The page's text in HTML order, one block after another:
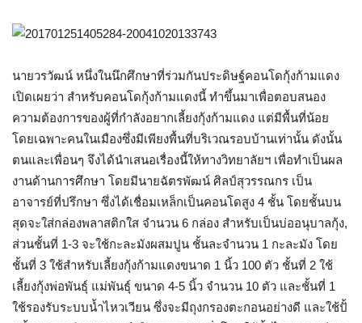
นายวรวัฒน์ หนึ่งในนึกศึกษาที่ร่วมกันประดิษฐ์คอนโดกุ้งก้ามแดง
เปิดเผยว่า สำหรับคอนโดกุ้งก้ามแดงนี้ ทำขึ้นมาเพื่อตอบสนอง
ความต้องการของผู้ที่กำลังอยากเลี้ยงกุ้งก้ามแดง แต่มีพื้นที่น้อย
โดยเฉพาะคนในเมืองซึ่งมีเพียงพื้นที่บริเวณรอบบ้านเท่านั้น ดังนั้น
ตนและเพื่อนๆ จึงได้นำเสนอเรื่องนี้ให้ทางวิทยาลัยฯ เพื่อทำเป็นผล
งานด้านการศึกษา โดยมีนายฉัตรพัฒน์ ศิลป์สุวรรณกร เป็น
อาจารย์ที่ปรึกษา ซึ่งได้เชื่อมเหล็กเป็นคอนโดสูง 4 ชั้น โดยชั้นบน
สุดจะใส่กล่องพลาสติกใส จำนวน 6 กล่อง สำหรับเป็นบ่ออนุบาลกุ้ง,
ส่วนชั้นที่ 1-3 จะใช้กะละมังผสมปูน ชั้นละจำนวน 1 กะละมัง โดย
ชั้นที่ 3 ใช้สำหรับเลี้ยงกุ้งก้ามแดงขนาด 1 นิ้ว 100 ตัว ชั้นที่ 2 ใช้
เลี้ยงกุ้งพ่อพันธุ์ แม่พันธุ์ ขนาด 4-5 นิ้ว จำนวน 10 ตัว และชั้นที่ 1
ใช้รองรับระบบน้ำไหวเวียน ซึ่งจะมีถุงกรองตะกอนอย่างดี และใช้ปั้